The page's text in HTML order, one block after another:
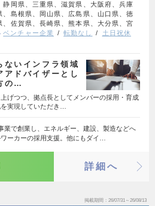
岡県、三重県、滋賀県、大阪府、兵庫
島根県、岡山県、広島県、山口県、徳
佐賀県、長崎県、熊本県、大分県、宮
ベンチャー企業 転勤なし
土日祝休
ないインフラ領域
アドバイザーとし
の…
げつつ、拠点長としてメンバーの採用・育成
実現していただき…
業で創業し、エネルギー、建設、製造などへ
ーカーの採用支援。他にもダイ…
詳細へ
掲載期間 26/07/31～26/08/13